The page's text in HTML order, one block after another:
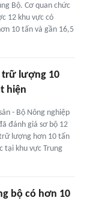
Bộ. Cơ quan chức
12 khu vực có
10 tấn và gần 16,5
trữ lượng 10
hiện
- Bộ Nông nghiệp
đánh giá sơ bộ 12
lượng hơn 10 tấn
tại khu vực Trung
bộ có hơn 10